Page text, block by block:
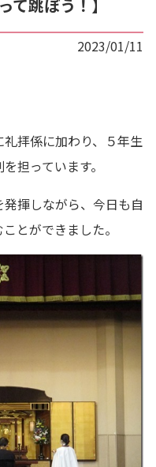
跳ぼう！】
2023/01/11
拝係に加わり、５年生
担っています。
揮しながら、今日も自
とができました。